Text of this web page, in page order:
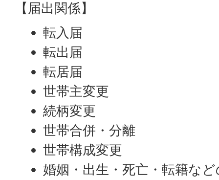
【届出関係】
転入届
転出届
転居届
世帯主変更
続柄変更
世帯合併・分離
世帯構成変更
婚姻・出生・死亡・転籍な